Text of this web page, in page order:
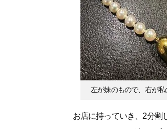
左が妹のもので、右が私
お店に持っていき、2分割